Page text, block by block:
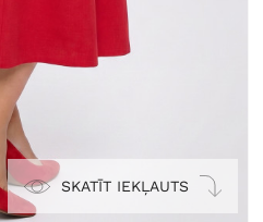
SKATĪT IEKĻAUTS